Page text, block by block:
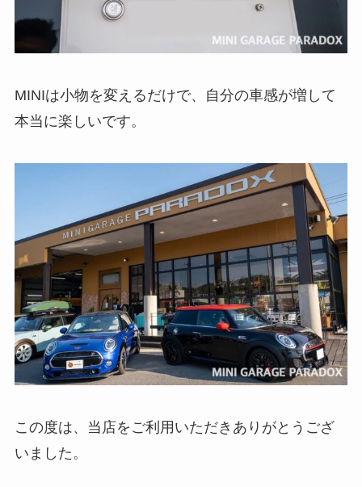
MINIは小物を変えるだけで、自分の車感が増して
本当に楽しいです。
この度は、当店をご利用いただきありがとうござ
いました。